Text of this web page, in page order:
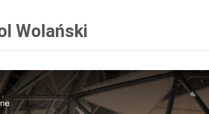
Wolański